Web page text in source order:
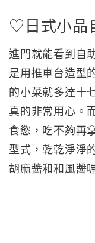
♡日式小品
進門就能看到自
是用推車台造型
的小菜就多達十
真的非常用心。
食慾，吃不夠再
型式，乾乾淨淨
胡麻醬和和風醬